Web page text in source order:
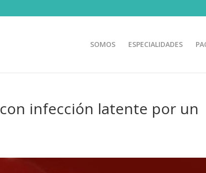
SOMOS ESPECIALIDADES
infección latente por un